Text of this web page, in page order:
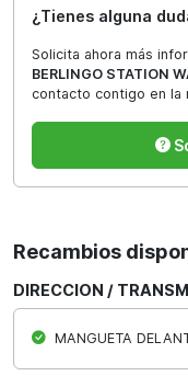
¿Tienes alguna
Solicita ahora más
BERLINGO STATION
contacto contigo en la
Recambios
DIRECCION /
MANGUETA